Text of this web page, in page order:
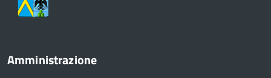
Lavori pubblici e acquisto di beni e
Amministrazione